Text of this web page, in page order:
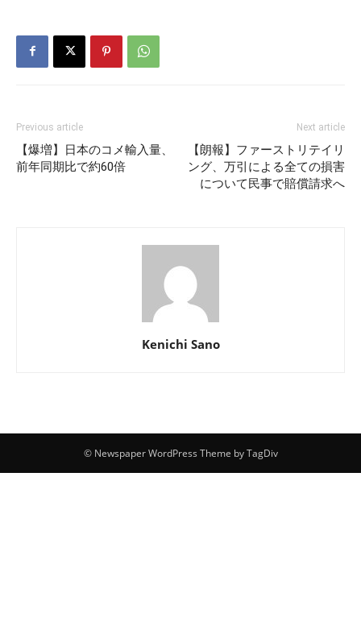
Previous article
【爆増】日本のコメ輸入量、
前年同期比で約60倍
Next article
【朗報】ファーストリテイリ
ング、万引による全ての損害
について民事で賠償請求へ
Kenichi Sano
© Newspaper WordPress Theme by TagDiv